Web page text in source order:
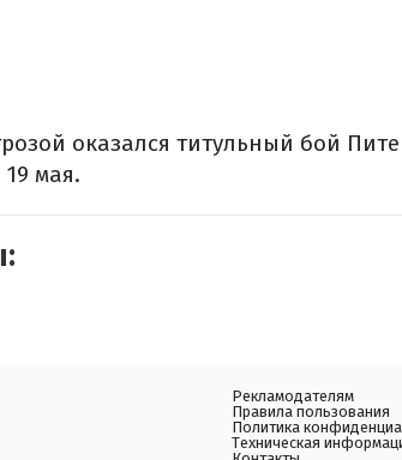
оказался титульный бой
мая.
Рекламодателям
Правила пользования
Политика
Техническая